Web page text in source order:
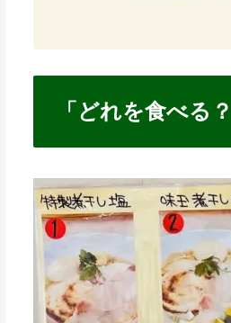
「どれを食べる